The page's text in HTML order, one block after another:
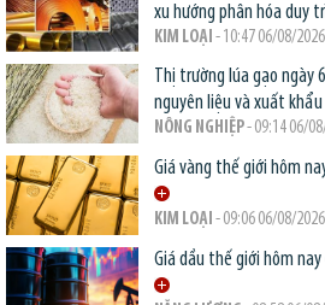
xu hướng phân hóa duy
KIM LOẠI - 10:47 06/08/2026
Thị trường lúa gạo ngày
nguyên liệu và xuất khẩu
NÔNG NGHIỆP- 09:14 06/
Giá vàng thế giới hôm
KIM LOẠI - 09:06 06/08/2026
Giá dầu thế giới hôm nay